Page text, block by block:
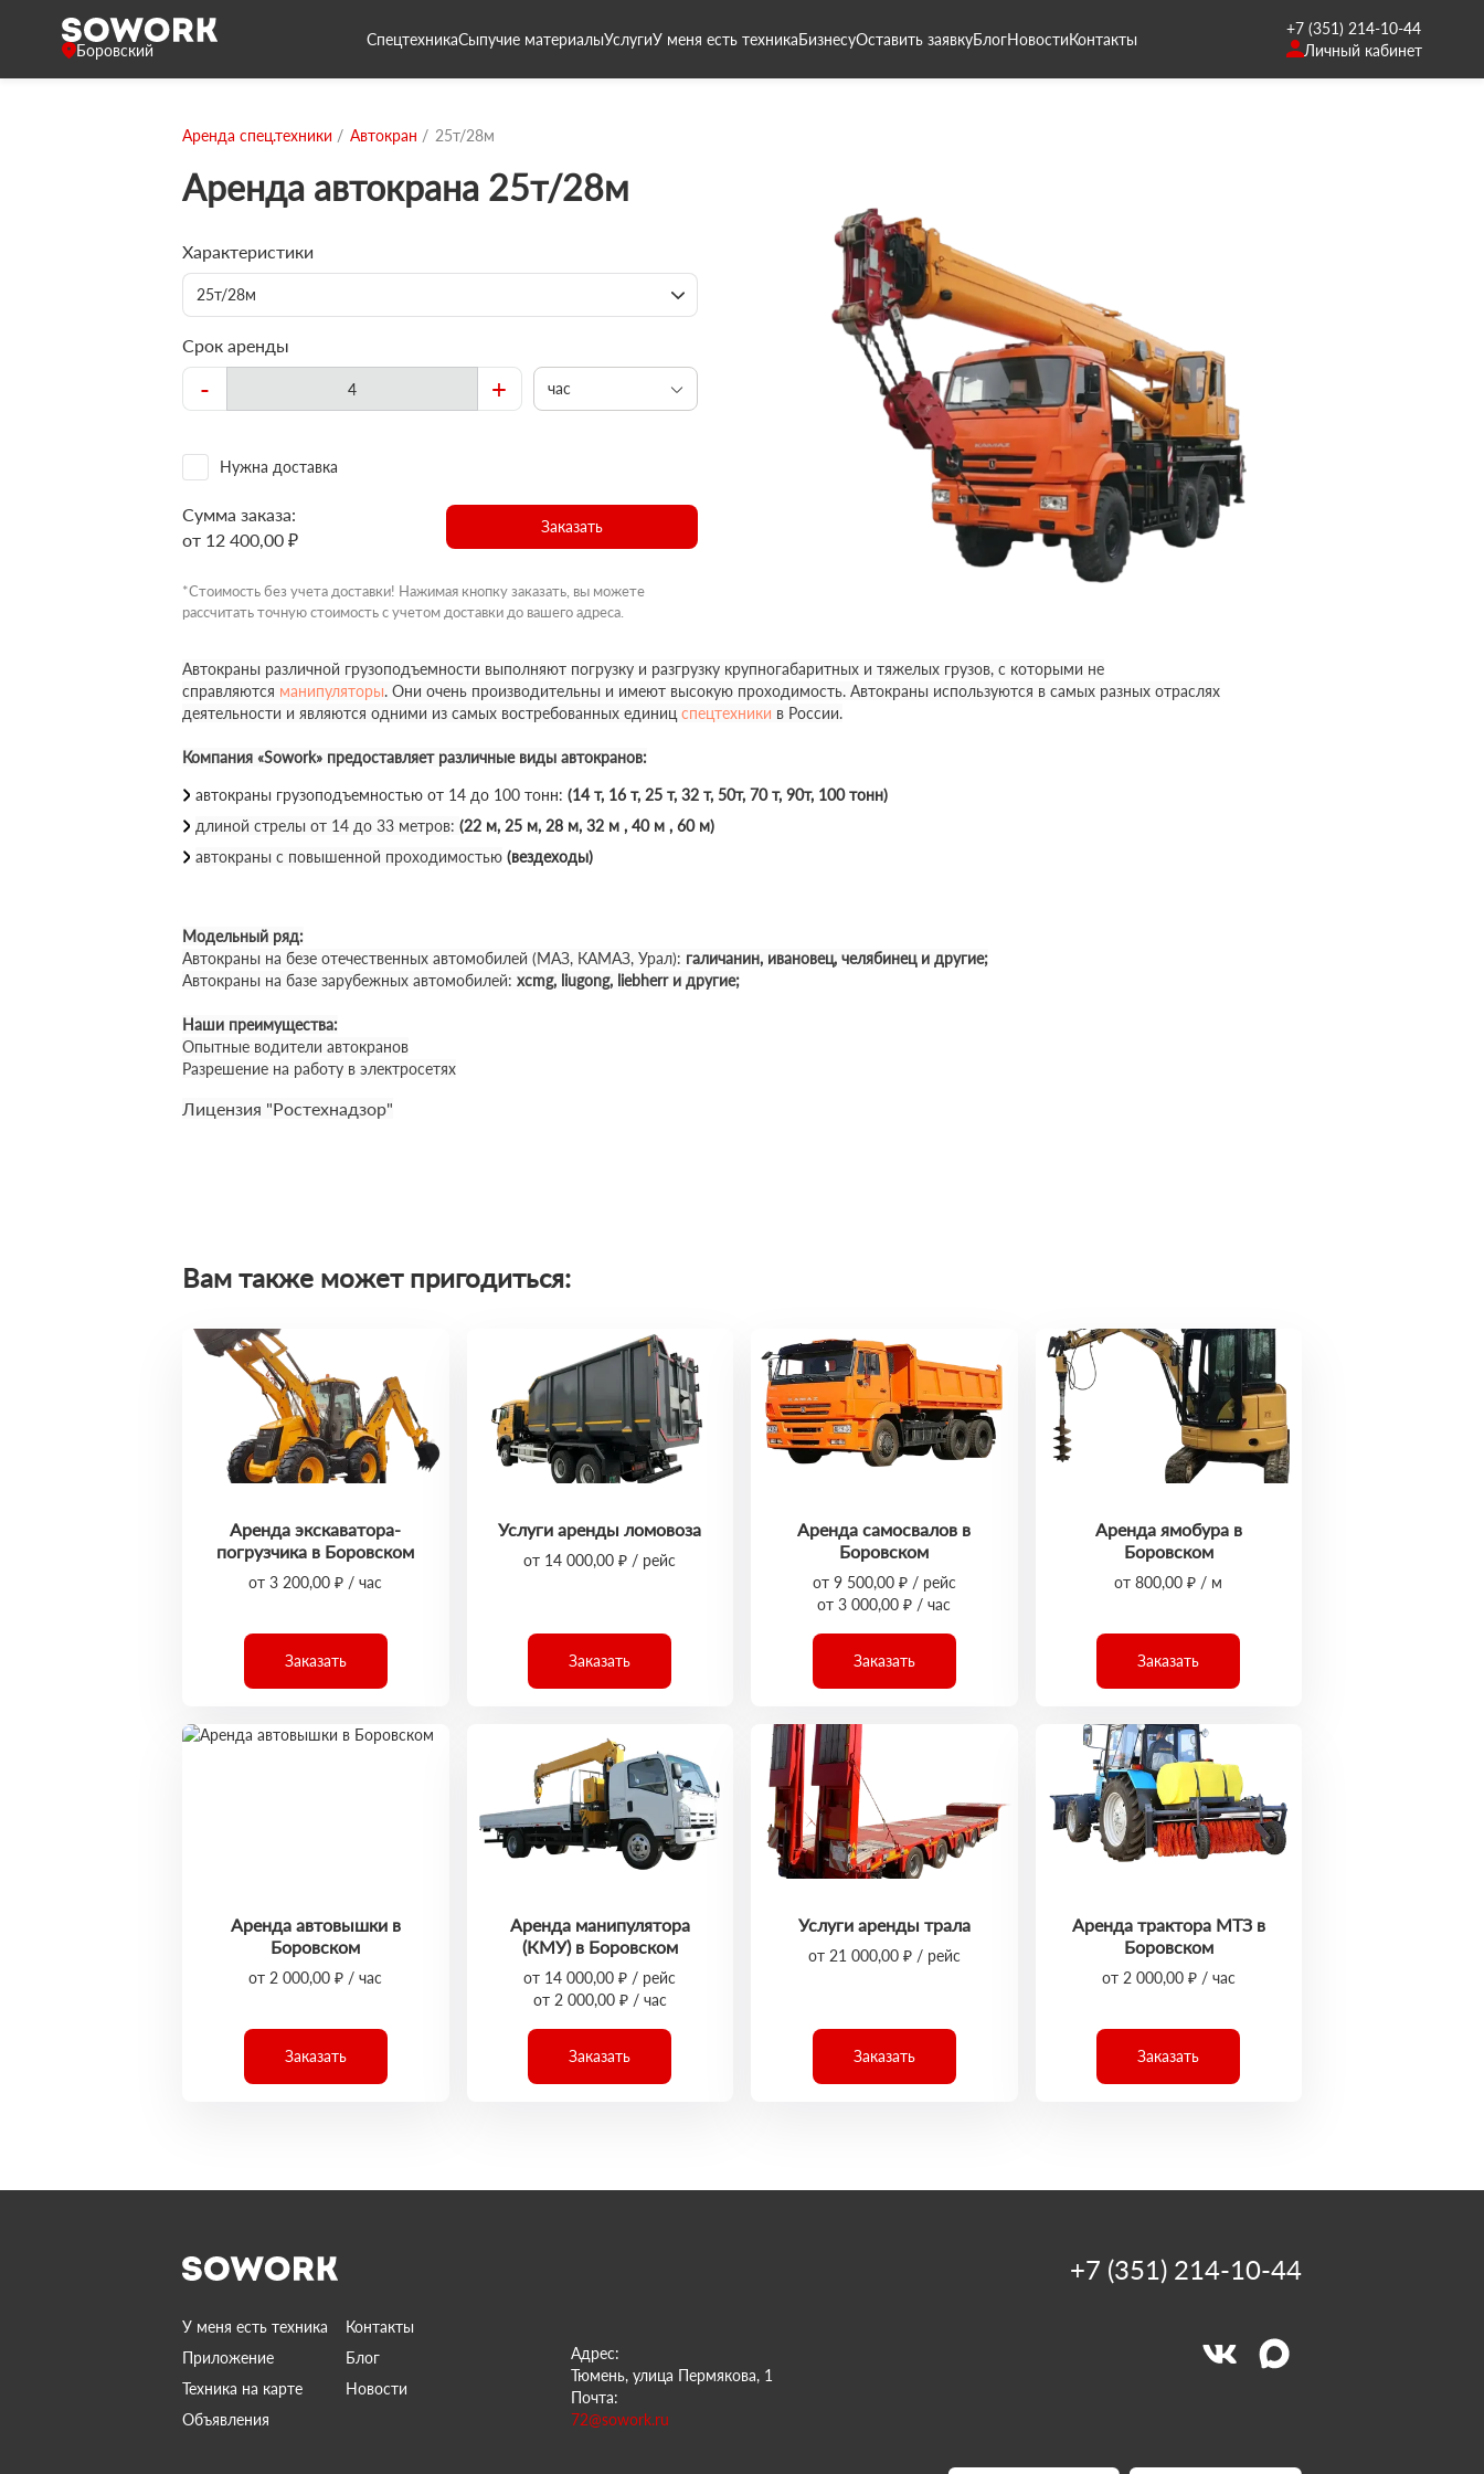
Боровский
СпецтехникаСыпучие материалыУслугиУ меня есть техникаБизнесуОставить заявкуБлогНовостиКонтакты
+7 (351) 214-10-44
Личный кабинет
Аренда спец.техники Автокран 25т/28м
Аренда автокрана 25т/28м
Характеристики
25т/28м
Срок аренды
- + час
Нужна доставка
Сумма заказа:
от 12 400,00 ₽
Заказать
*Стоимость без учета доставки! Нажимая кнопку заказать, вы можете
рассчитать точную стоимость с учетом доставки до вашего адреса.
Автокраны различной грузоподъемности выполняют погрузку и разгрузку крупногабаритных и тяжелых грузов, с которыми не
справляются манипуляторы. Они очень производительны и имеют высокую проходимость. Автокраны используются в самых разных отраслях
деятельности и являются одними из самых востребованных единиц спецтехники в России.
Компания «Sowork» предоставляет различные виды автокранов:
автокраны грузоподъемностью от 14 до 100 тонн: (14 т, 16 т, 25 т, 32 т, 50т, 70 т, 90т, 100 тонн)
длиной стрелы от 14 до 33 метров: (22 м, 25 м, 28 м, 32 м , 40 м , 60 м)
автокраны с повышенной проходимостью (вездеходы)
Модельный ряд:
Автокраны на безе отечественных автомобилей (МАЗ, КАМАЗ, Урал): галичанин, ивановец, челябинец и другие;
Автокраны на базе зарубежных автомобилей: xcmg, liugong, liebherr и другие;
Наши преимущества:
Опытные водители автокранов
Разрешение на работу в электросетях
Лицензия "Ростехнадзор"
Вам также может пригодиться:
Аренда экскаватора-
погрузчика в Боровском
от 3 200,00 ₽ / час
Заказать
Услуги аренды ломовоза
от 14 000,00 ₽ / рейс
Заказать
Аренда самосвалов в
Боровском
от 9 500,00 ₽ / рейс
от 3 000,00 ₽ / час
Заказать
Аренда ямобура в
Боровском
от 800,00 ₽ / м
Заказать
Аренда автовышки в
Боровском
от 2 000,00 ₽ / час
Заказать
Аренда манипулятора
(КМУ) в Боровском
от 14 000,00 ₽ / рейс
от 2 000,00 ₽ / час
Заказать
Услуги аренды трала
от 21 000,00 ₽ / рейс
Заказать
Аренда трактора МТЗ в
Боровском
от 2 000,00 ₽ / час
Заказать
У меня есть техника
Контакты
Приложение
Блог
Техника на карте
Новости
Объявления
Адрес:
Тюмень, улица Пермякова, 1
Почта:
72@sowork.ru
+7 (351) 214-10-44